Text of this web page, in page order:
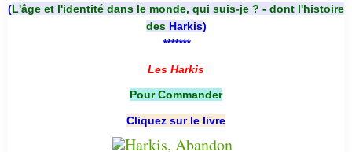
(L'âge et l'identité dans le monde, qui suis-je ? - dont l'histoire
des Harkis)
*******
Les Harkis
Pour Commander
Cliquez sur le livre